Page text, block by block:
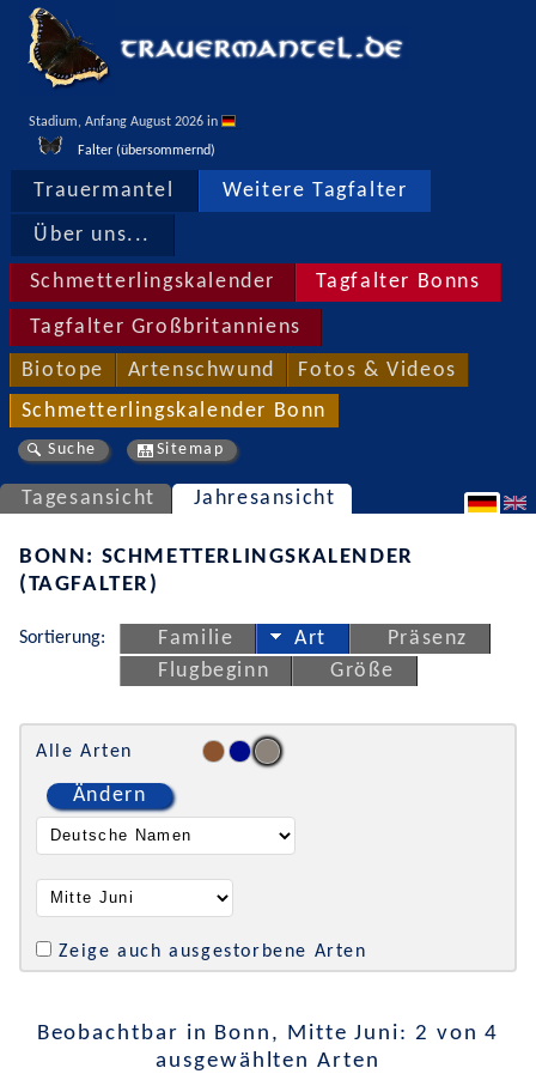
Stadium, Anfang August 2026 in
Falter (übersommernd)
Trauermantel Weitere Tagfalter
Über uns...
Schmetterlingskalender Tagfalter Bonns
Tagfalter Großbritanniens
Biotope Artenschwund Fotos & Videos
Schmetterlingskalender Bonn
Suche Sitemap
Tagesansicht Jahresansicht
BONN: SCHMETTERLINGSKALENDER
(TAGFALTER)
Sortierung: Familie Art
Präsenz
Flugbeginn
Größe
Alle Arten
Ändern
Zeige auch ausgestorbene Arten
Beobachtbar in Bonn, Mitte Juni: 2 von 4
ausgewählten Arten